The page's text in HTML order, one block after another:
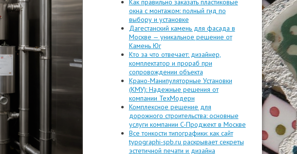
Как правильно заказать пластиковые
окна с монтажом: полный гид по
выбору и установке
Дагестанский камень для фасада в
Москве — уникальное решение от
Камень Юг
Кто за что отвечает: дизайнер,
комплектатор и прораб при
сопровождении объекта
Крано-Манипуляторные Установки
(КМУ): Надежные решения от
компании ТехМодерн
Комплексное решение для
дорожного строительства: основные
услуги компании C-Проджект в Москве
Все тонкости типографики: как сайт
typographi-spb.ru раскрывает секреты
эстетичной печати и дизайна